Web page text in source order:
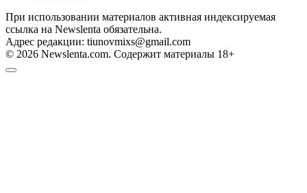
При использовании материалов активная индексируемая
ссылка на Newslenta обязательна.
Адрес редакции: tiunovmixs@gmail.com
© 2026 Newslenta.com. Содержит материалы 18+